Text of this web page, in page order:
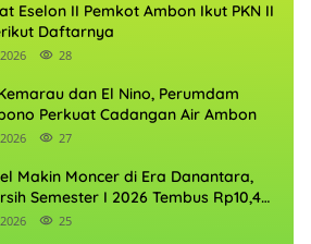
Eselon II Pemkot Ambon Ikut PKN II
Daftarnya
28
dan El Nino, Perumdam
Perkuat Cadangan Air Ambon
27
Makin Moncer di Era Danantara,
Semester I 2026 Tembus Rp10,4
25